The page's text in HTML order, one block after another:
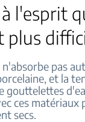
l'esprit
plus
pas
et la
gouttelettes
ces
secs.